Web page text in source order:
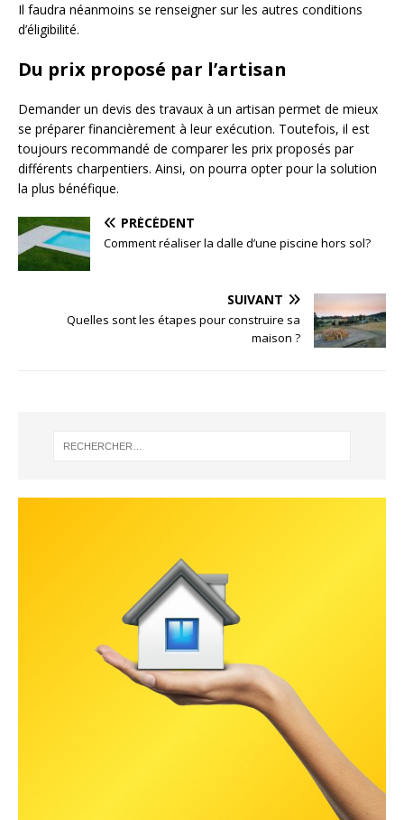
Il faudra néanmoins se renseigner sur les autres conditions
d’éligibilité.
Du prix proposé par l’artisan
Demander un devis des travaux à un artisan permet de mieux
se préparer financièrement à leur exécution. Toutefois, il est
toujours recommandé de comparer les prix proposés par
différents charpentiers. Ainsi, on pourra opter pour la solution
la plus bénéfique.
PRÉCÉDENT
Comment réaliser la dalle d’une piscine hors sol?
SUIVANT
Quelles sont les étapes pour construire sa
maison ?